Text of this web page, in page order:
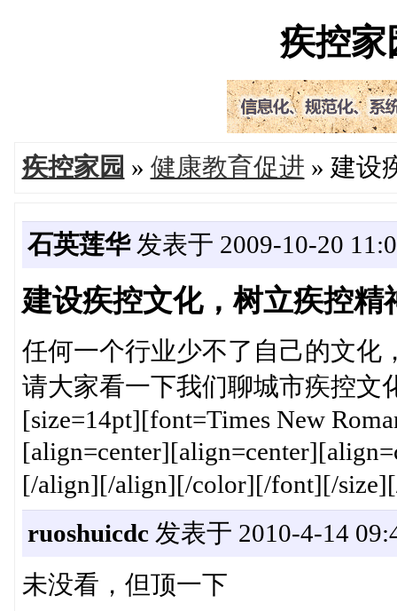
疾控家
疾控家园 » 健康教育促进 » 建设
石英莲华发表于 2009-10-20
建设疾控文化，树立疾控精
任何一个行业少不了自己的文化
请大家看一下我们聊城市疾控文
[size=14pt][font=Times New
[/align][/align][/color][/font][/
ruoshuicdc发表于 2010-4-14
未没看，但顶一下